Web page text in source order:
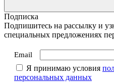
Подписка
Подпишитесь на рассылку и
специальных предложениях
Email
Я принимаю условия
персональных данных